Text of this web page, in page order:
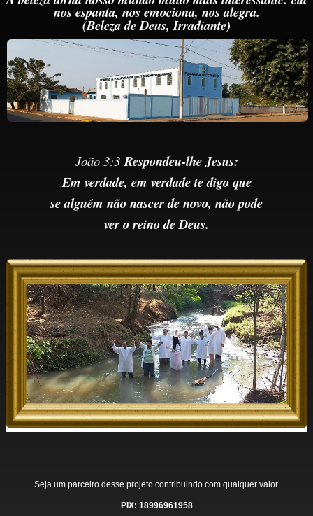
nos espanta, nos emociona, nos alegra.
(Beleza de Deus,Irradiante)
João 3:3 Respondeu-lhe Jesus:
Em verdade, em verdade te digo que
se alguém não nascer de novo, não pode
ver o reino de Deus.
Seja um parceiro desse projeto contribuindo com qualquer valor.
PIX: 18996961958